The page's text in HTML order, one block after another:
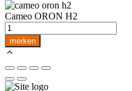
Cameo ORON H2
Cameo
ORON
H2
merken